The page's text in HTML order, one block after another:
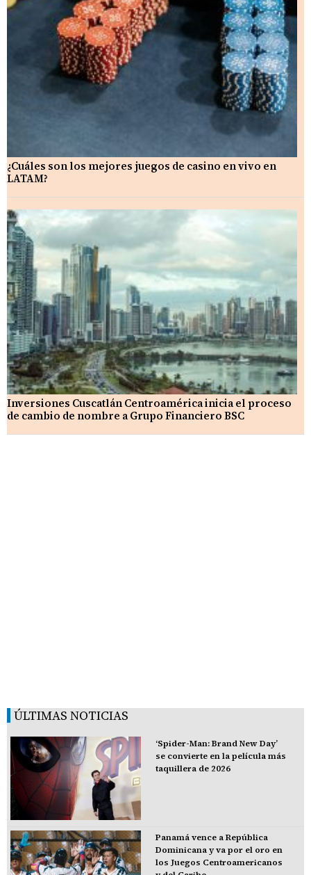
¿Cuáles son los mejores juegos de casino en vivo en
LATAM?
Inversiones Cuscatlán Centroamérica inicia el proceso
de cambio de nombre a Grupo Financiero BSC
ÚLTIMAS NOTICIAS
‘Spider-Man: Brand New Day’
se convierte en la película más
taquillera de 2026
Panamá vence a República
Dominicana y va por el oro en
los Juegos Centroamericanos